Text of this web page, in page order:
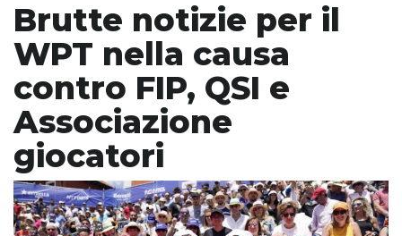
Brutte notizie per il
WPT nella causa
contro FIP, QSI e
Associazione
giocatori